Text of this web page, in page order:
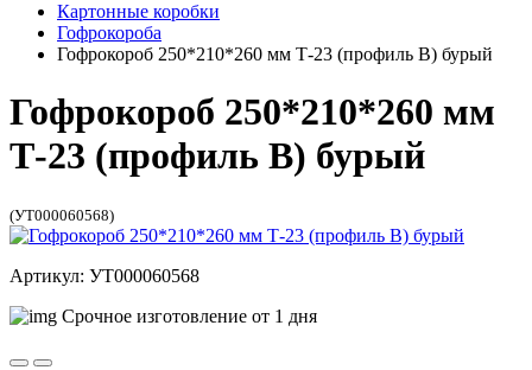
Картонные коробки
Гофрокороба
Гофрокороб 250*210*260 мм Т-23 (профиль B) бурый
Гофрокороб 250*210*260 мм
Т-23 (профиль B) бурый
(УТ000060568)
Артикул: УТ000060568
Срочное изготовление от 1 дня